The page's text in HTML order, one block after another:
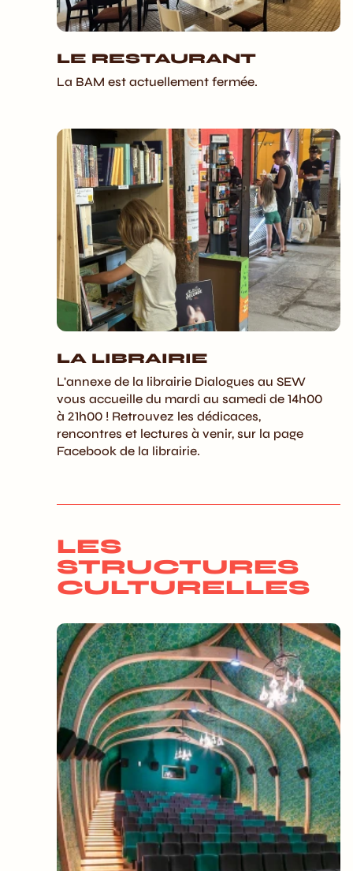
LE RESTAURANT
La BAM est actuellement fermée.
LA LIBRAIRIE
L'annexe de la librairie Dialogues au SEW
vous accueille du mardi au samedi de 14h00
à 21h00 ! Retrouvez les dédicaces,
rencontres et lectures à venir, sur la page
Facebook de la librairie.
LES
STRUCTURES
CULTURELLES